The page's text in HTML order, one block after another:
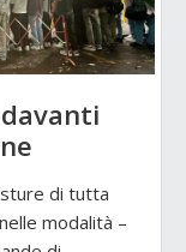
di tutta
modalità –